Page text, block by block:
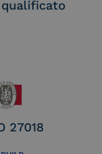
27018